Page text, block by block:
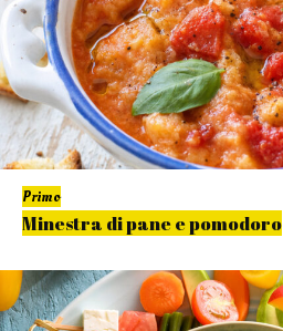
Primo
Minestra di pane e pomodoro